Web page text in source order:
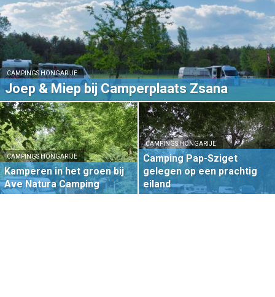
CAMPINGS HONGARIJE
Joep & Miep bij Camperplaats Zsana
CAMPINGS HONGARIJE
Kamperen in het groen bij
Ave Natura Camping
CAMPINGS HONGARIJE
Camping Pap-Sziget
gelegen op een prachtig
eiland